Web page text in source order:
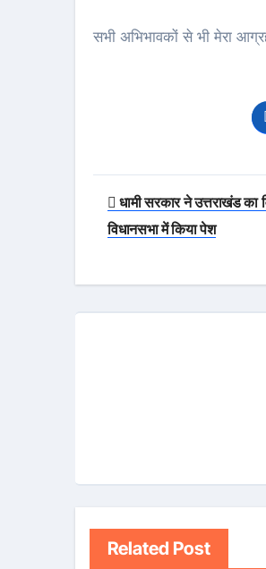
सभी अभिभावकों से भी मेरा
Post
navigation
धामी सरकार ने उत्तराखंड का
विधानसभा में किया पेश
Related Post